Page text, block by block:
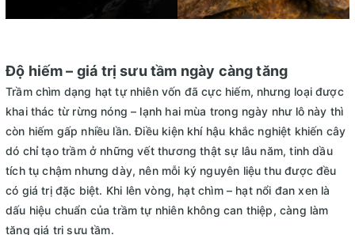
Độ hiếm – giá trị sưu tầm ngày càng tăng
Trầm chìm dạng hạt tự nhiên vốn đã cực hiếm, nhưng loại được
khai thác từ rừng nóng – lạnh hai mùa trong ngày như lô này thì
còn hiếm gấp nhiều lần. Điều kiện khí hậu khắc nghiệt khiến cây
dó chỉ tạo trầm ở những vết thương thật sự lâu năm, tinh dầu
tích tụ chậm nhưng dày, nên mỗi ký nguyên liệu thu được đều
có giá trị đặc biệt. Khi lên vòng, hạt chìm – hạt nổi đan xen là
dấu hiệu chuẩn của trầm tự nhiên không can thiệp, càng làm
tăng giá trị sưu tầm.